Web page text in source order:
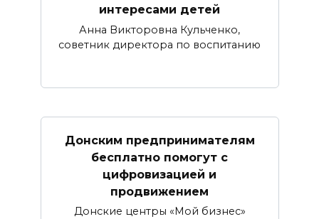
интересами детей
Анна Викторовна Кульченко,
советник директора по воспитанию
Донским предпринимателям
бесплатно помогут с
цифровизацией и
продвижением
Донские центры «Мой бизнес»